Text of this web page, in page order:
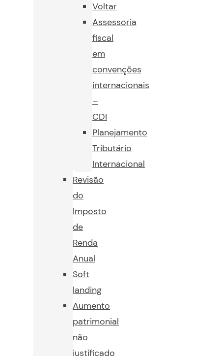
Voltar
Assessoria
fiscal
em
convenções
internacionais
–
CDI
Planejamento
Tributário
Internacional
Revisão
do
Imposto
de
Renda
Anual
Soft
landing
Aumento
patrimonial
não
justificado